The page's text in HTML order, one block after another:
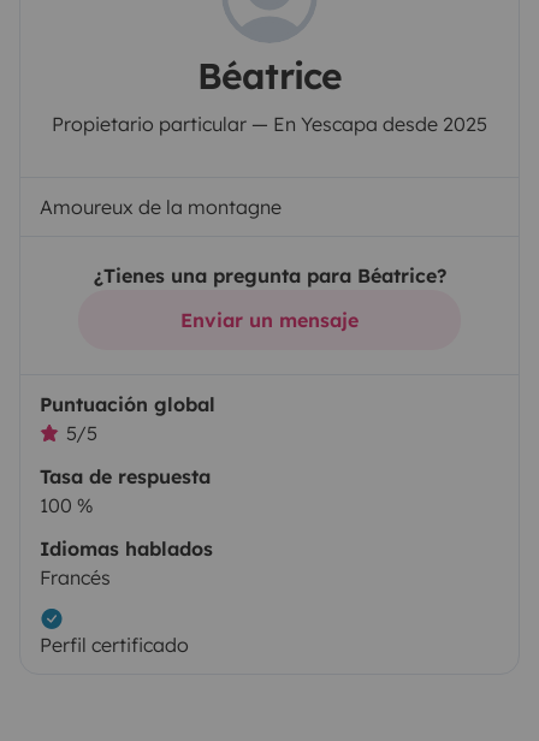
Béatrice
Propietario particular — En Yescapa desde 2025
Amoureux de la montagne
¿Tienes una pregunta para Béatrice?
Enviar un mensaje
Puntuación global
5/5
Tasa de respuesta
100 %
Idiomas hablados
Francés
Perfil certificado